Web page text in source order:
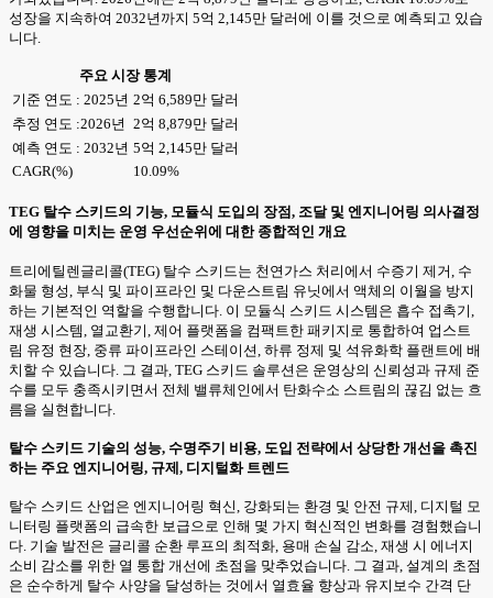
성장을 지속하여 2032년까지 5억 2,145만 달러에 이를 것으로 예측되고 있습
니다.
주요 시장 통계
기준 연도 : 2025년 2억 6,589만 달러
추정 연도 :2026년 2억 8,879만 달러
예측 연도 : 2032년 5억 2,145만 달러
CAGR(%)
10.09%
TEG 탈수 스키드의 기능, 모듈식 도입의 장점, 조달 및 엔지니어링 의사결정
에 영향을 미치는 운영 우선순위에 대한 종합적인 개요
트리에틸렌글리콜(TEG) 탈수 스키드는 천연가스 처리에서 수증기 제거, 수
화물 형성, 부식 및 파이프라인 및 다운스트림 유닛에서 액체의 이월을 방지
하는 기본적인 역할을 수행합니다. 이 모듈식 스키드 시스템은 흡수 접촉기,
재생 시스템, 열교환기, 제어 플랫폼을 컴팩트한 패키지로 통합하여 업스트
림 유정 현장, 중류 파이프라인 스테이션, 하류 정제 및 석유화학 플랜트에 배
치할 수 있습니다. 그 결과, TEG 스키드 솔루션은 운영상의 신뢰성과 규제 준
수를 모두 충족시키면서 전체 밸류체인에서 탄화수소 스트림의 끊김 없는 흐
름을 실현합니다.
탈수 스키드 기술의 성능, 수명주기 비용, 도입 전략에서 상당한 개선을 촉진
하는 주요 엔지니어링, 규제, 디지털화 트렌드
탈수 스키드 산업은 엔지니어링 혁신, 강화되는 환경 및 안전 규제, 디지털 모
니터링 플랫폼의 급속한 보급으로 인해 몇 가지 혁신적인 변화를 경험했습니
다. 기술 발전은 글리콜 순환 루프의 최적화, 용매 손실 감소, 재생 시 에너지
소비 감소를 위한 열 통합 개선에 초점을 맞추었습니다. 그 결과, 설계의 초점
은 순수하게 탈수 사양을 달성하는 것에서 열효율 향상과 유지보수 간격 단